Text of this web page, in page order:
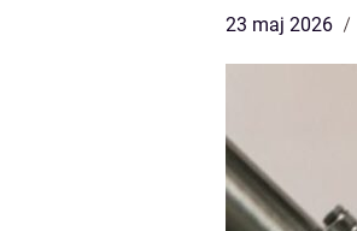
23 maj 2026